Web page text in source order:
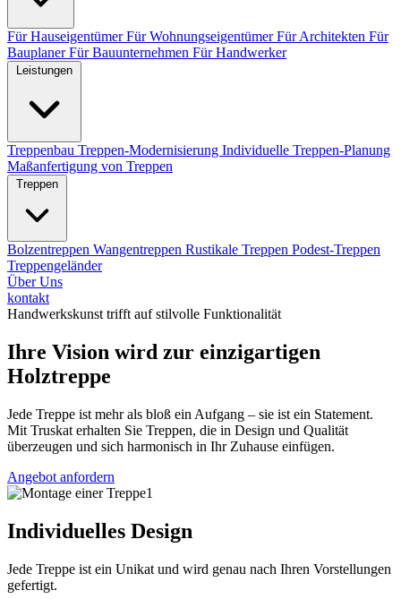
Für HauseigentümerFür WohnungseigentümerFür Architekten Für
BauplanerFür Bauunternehmen Für Handwerker
Leistungen
Treppenbau Treppen-Modernisierung Individuelle Treppen-Planung
Maßanfertigung von Treppen
Treppen
Bolzentreppen Wangentreppen Rustikale Treppen Podest-Treppen
Treppengeländer
Über Uns
kontakt
Handwerkskunst trifft auf stilvolle Funktionalität
Ihre Vision wird zur einzigartigen
Holztreppe
Jede Treppe ist mehr als bloß ein Aufgang – sie ist ein Statement.
Mit Truskat erhalten Sie Treppen, die in Design und Qualität
überzeugen und sich harmonisch in Ihr Zuhause einfügen.
Angebot anfordern
Individuelles Design
Jede Treppe ist ein Unikat und wird genau nach Ihren Vorstellungen
gefertigt.